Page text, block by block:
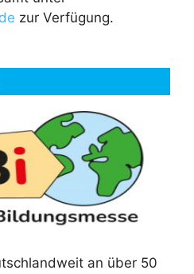
zur Verfügung.
an über 50